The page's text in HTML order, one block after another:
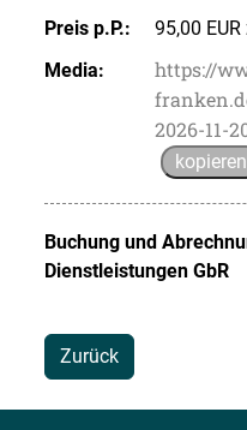
Preis p.P.:
95,00
Media:
https://
2026-11-
kopieren
Buchung und
Dienstleistungen GbR
Zurück